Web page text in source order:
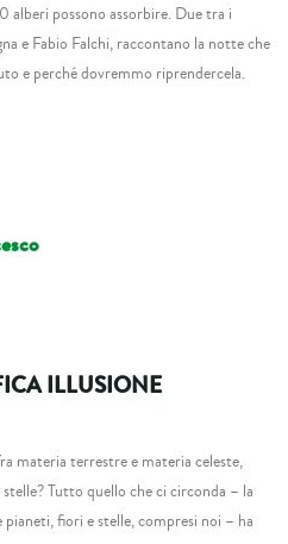
alberi possono assorbire. Due tra i
e Fabio Falchi, raccontano la notte che
e perché dovremmo riprendercela.
ILLUSIONE
materia terrestre e materia celeste,
Tutto quello che ci circonda – la
fiori e stelle, compresi noi – ha